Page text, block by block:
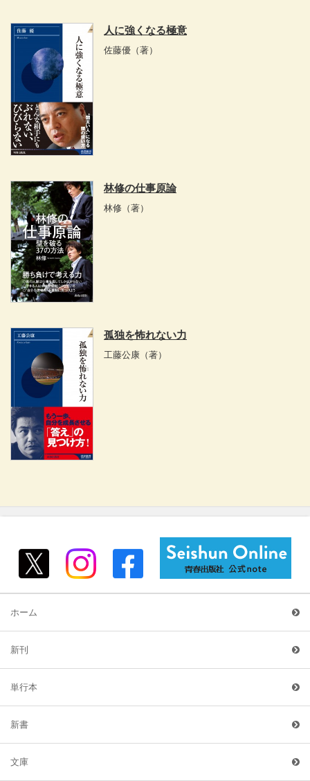
人に強くなる極意
佐藤優 （著）
林修の仕事原論
林修 （著）
孤独を怖れない力
工藤公康 （著）
ホーム
新刊
単行本
新書
文庫